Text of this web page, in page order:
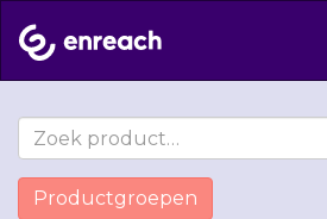
Productgroepen